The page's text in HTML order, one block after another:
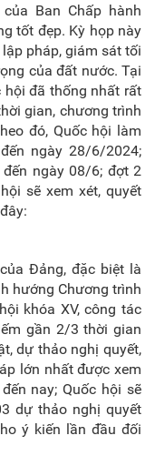
Ban Chấp hành
tốt đẹp. Kỳ họp này
pháp, giám sát tối
của đất nước. Tại
hội đã thống nhất rất
gian, chương trình
đó, Quốc hội làm
ngày 28/6/2024;
ngày 08/6; đợt 2
sẽ xem xét, quyết
Đảng, đặc biệt là
hướng Chương trình
khóa XV, công tác
gần 2/3 thời gian
dự thảo nghị quyết,
lớn nhất được xem
nay; Quốc hội sẽ
dự thảo nghị quyết
ý kiến lần đầu đối